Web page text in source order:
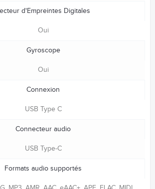
d'Empreintes Digitales
Oui
Gyroscope
Oui
Connexion
USB Type C
Connecteur audio
USB Type-C
Formats audio supportés